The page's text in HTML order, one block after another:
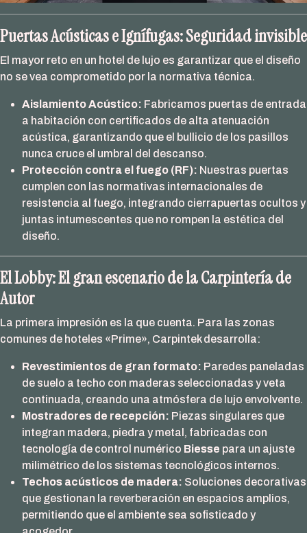
Puertas Acústicas e Ignífugas: Seguridad invisible
El mayor reto en un hotel de lujo es garantizar que el diseño
no se vea comprometido por la normativa técnica.
Aislamiento Acústico: Fabricamos puertas de entrada
a habitación con certificados de alta atenuación
acústica, garantizando que el bullicio de los pasillos
nunca cruce el umbral del descanso.
Protección contra el fuego (RF): Nuestras puertas
cumplen con las normativas internacionales de
resistencia al fuego, integrando cierrapuertas ocultos y
juntas intumescentes que no rompen la estética del
diseño.
El Lobby: El gran escenario de la Carpintería de
Autor
La primera impresión es la que cuenta. Para las zonas
comunes de hoteles «Prime», Carpintek desarrolla:
Revestimientos de gran formato: Paredes paneladas
de suelo a techo con maderas seleccionadas y veta
continuada, creando una atmósfera de lujo envolvente.
Mostradores de recepción: Piezas singulares que
integran madera, piedra y metal, fabricadas con
tecnología de control numérico Biesse para un ajuste
milimétrico de los sistemas tecnológicos internos.
Techos acústicos de madera: Soluciones decorativas
que gestionan la reverberación en espacios amplios,
permitiendo que el ambiente sea sofisticado y